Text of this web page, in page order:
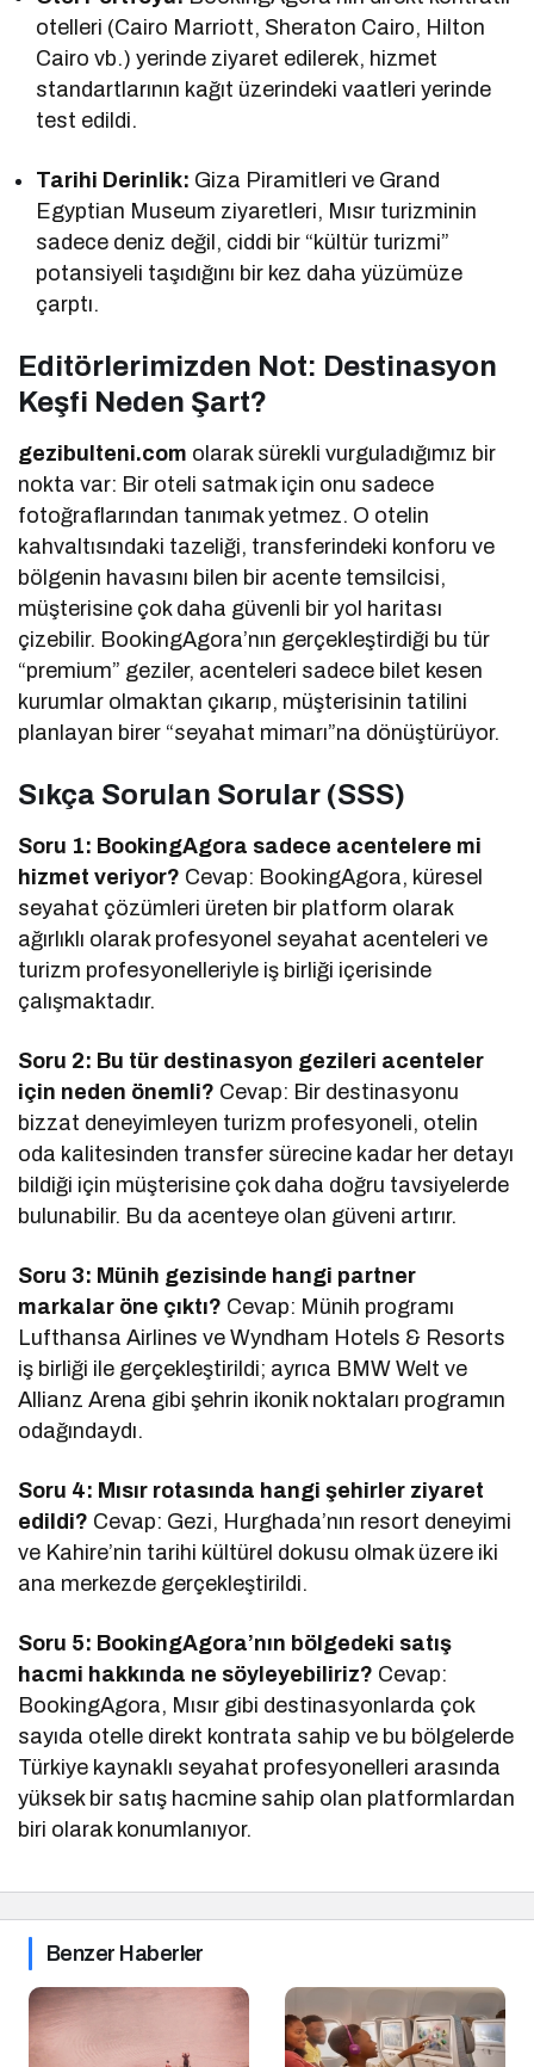
otelleri (Cairo Marriott, Sheraton Cairo, Hilton
Cairo vb.) yerinde ziyaret edilerek, hizmet
standartlarının kağıt üzerindeki vaatleri yerinde
test edildi.
Tarihi Derinlik: Giza Piramitleri ve Grand
Egyptian Museum ziyaretleri, Mısır turizminin
sadece deniz değil, ciddi bir “kültür turizmi”
potansiyeli taşıdığını bir kez daha yüzümüze
çarptı.
Editörlerimizden Not: Destinasyon
Keşfi Neden Şart?
gezibulteni.com olarak sürekli vurguladığımız bir
nokta var: Bir oteli satmak için onu sadece
fotoğraflarından tanımak yetmez. O otelin
kahvaltısındaki tazeliği, transferindeki konforu ve
bölgenin havasını bilen bir acente temsilcisi,
müşterisine çok daha güvenli bir yol haritası
çizebilir. BookingAgora’nın gerçekleştirdiği bu tür
“premium” geziler, acenteleri sadece bilet kesen
kurumlar olmaktan çıkarıp, müşterisinin tatilini
planlayan birer “seyahat mimarı”na dönüştürüyor.
Sıkça Sorulan Sorular (SSS)
Soru 1: BookingAgora sadece acentelere mi
hizmet veriyor? Cevap: BookingAgora, küresel
seyahat çözümleri üreten bir platform olarak
ağırlıklı olarak profesyonel seyahat acenteleri ve
turizm profesyonelleriyle iş birliği içerisinde
çalışmaktadır.
Soru 2: Bu tür destinasyon gezileri acenteler
için neden önemli? Cevap: Bir destinasyonu
bizzat deneyimleyen turizm profesyoneli, otelin
oda kalitesinden transfer sürecine kadar her detayı
bildiği için müşterisine çok daha doğru tavsiyelerde
bulunabilir. Bu da acenteye olan güveni artırır.
Soru 3: Münih gezisinde hangi partner
markalar öne çıktı? Cevap: Münih programı
Lufthansa Airlines ve Wyndham Hotels & Resorts
iş birliği ile gerçekleştirildi; ayrıca BMW Welt ve
Allianz Arena gibi şehrin ikonik noktaları programın
odağındaydı.
Soru 4: Mısır rotasında hangi şehirler ziyaret
edildi? Cevap: Gezi, Hurghada’nın resort deneyimi
ve Kahire’nin tarihi kültürel dokusu olmak üzere iki
ana merkezde gerçekleştirildi.
Soru 5: BookingAgora’nın bölgedeki satış
hacmi hakkında ne söyleyebiliriz? Cevap:
BookingAgora, Mısır gibi destinasyonlarda çok
sayıda otelle direkt kontrata sahip ve bu bölgelerde
Türkiye kaynaklı seyahat profesyonelleri arasında
yüksek bir satış hacmine sahip olan platformlardan
biri olarak konumlanıyor.
Benzer Haberler